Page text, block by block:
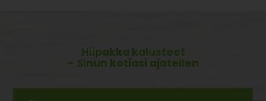
Hiipakka kalusteet
- Sinun kotiasi ajatellen